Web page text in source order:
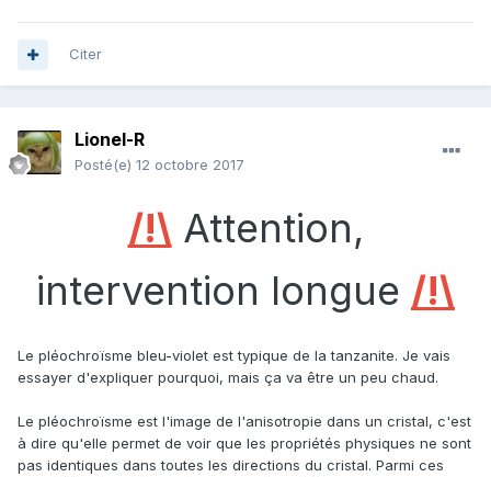
Citer
Lionel-R
Posté(e) 12 octobre 2017
/!\ Attention,
intervention longue /!\
Le pléochroïsme bleu-violet est typique de la tanzanite. Je vais
essayer d'expliquer pourquoi, mais ça va être un peu chaud.
Le pléochroïsme est l'image de l'anisotropie dans un cristal, c'est
à dire qu'elle permet de voir que les propriétés physiques ne sont
pas identiques dans toutes les directions du cristal. Parmi ces